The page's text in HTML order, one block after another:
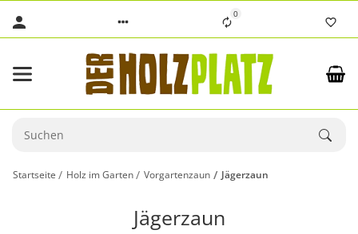
0
Startseite Holz im Garten Vorgartenzaun Jägerzaun
Jägerzaun